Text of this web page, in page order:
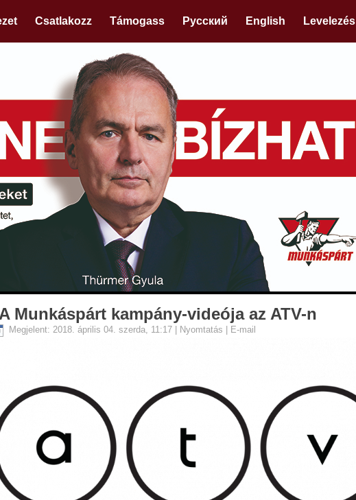
Csatlakozz Támogass Русский English Levelezés
A Munkáspárt kampány-videója az ATV-n
Megjelent: 2018. április 04. szerda, 11:17| Nyomtatás E-mail